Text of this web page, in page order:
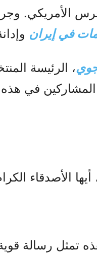
الأمريكي.
في إيران
، الرئيسة
المشاركين في
الأصدقاء
رسالة قوية